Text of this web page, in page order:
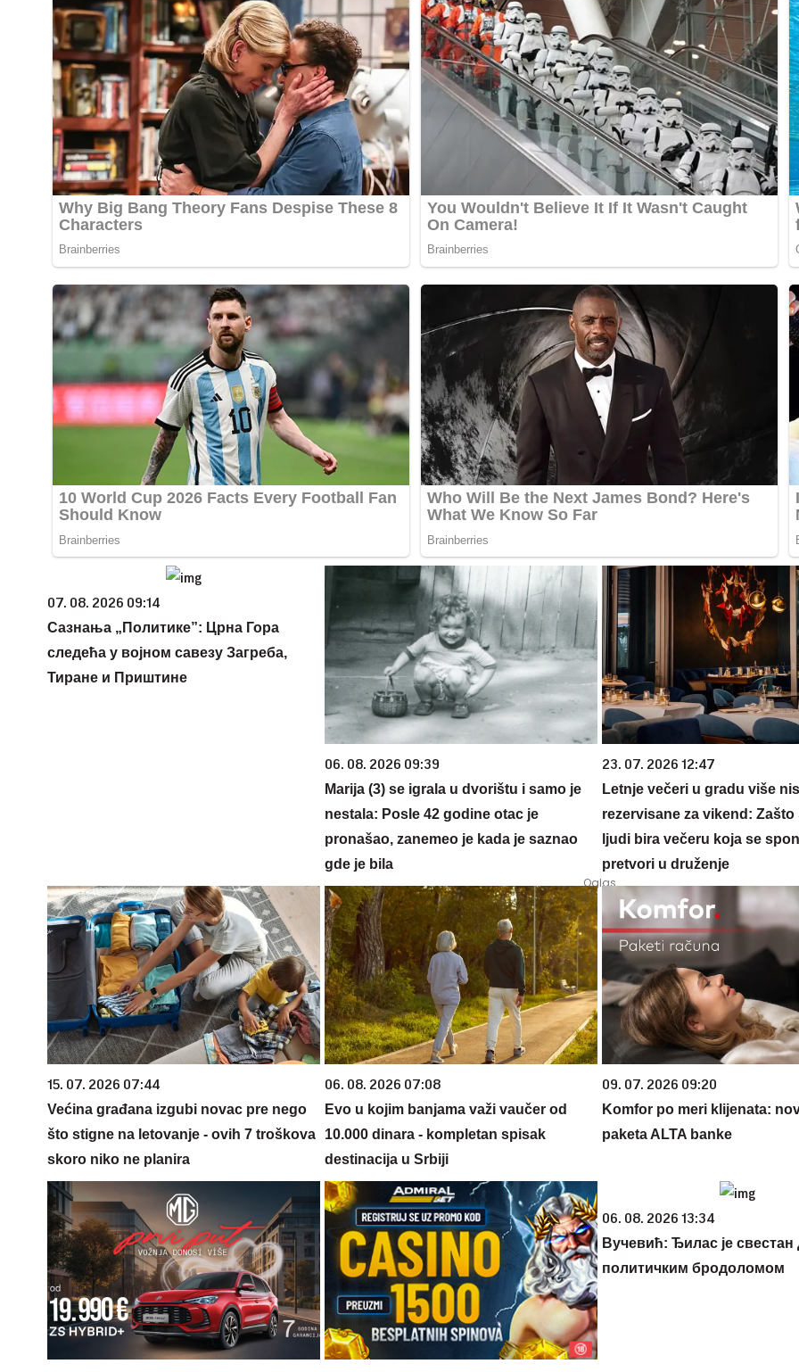
07. 08. 2026 09:14
Сазнања „Политике”: Црна Гора
следећа у војном савезу Загреба,
Тиране и Приштине
06. 08. 2026 09:39
Marija (3) se igrala u dvorištu i samo je
nestala: Posle 42 godine otac je
pronašao, zanemeo je kada je saznao
gde je bila
23. 07. 2026 12:47
Letnje večeri u gradu više
rezervisane za vikend: Zašto
ljudi bira večeru koja se
pretvori u druženje
15. 07. 2026 07:44
Većina građana izgubi novac pre nego
što stigne na letovanje - ovih 7 troškova
skoro niko ne planira
06. 08. 2026 07:08
Evo u kojim banjama važi vaučer od
10.000 dinara - kompletan spisak
destinacija u Srbiji
09. 07. 2026 09:20
Komfor po meri klijenata:
paketa ALTA banke
06. 08. 2026 13:34
Вучевић: Ђилас је свестан
политичким бродоломом